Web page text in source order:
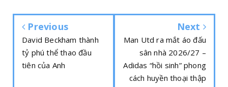
Previous
David Beckham thành
tỷ phú thể thao đầu
tiên của Anh
Next
Man Utd ra mắt áo đấu
sân nhà 2026/27 –
Adidas “hồi sinh” phong
cách huyền thoại thập